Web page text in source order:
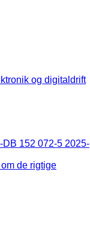
og digitaldrift
152 072-5 2025-
de rigtige